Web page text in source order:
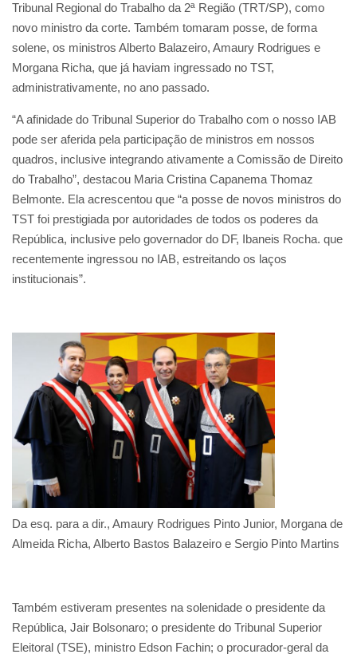
Tribunal Regional do Trabalho da 2ª Região (TRT/SP), como
novo ministro da corte. Também tomaram posse, de forma
solene, os ministros Alberto Balazeiro, Amaury Rodrigues e
Morgana Richa, que já haviam ingressado no TST,
administrativamente, no ano passado.
“A afinidade do Tribunal Superior do Trabalho com o nosso IAB
pode ser aferida pela participação de ministros em nossos
quadros, inclusive integrando ativamente a Comissão de Direito
do Trabalho”, destacou Maria Cristina Capanema Thomaz
Belmonte. Ela acrescentou que “a posse de novos ministros do
TST foi prestigiada por autoridades de todos os poderes da
República, inclusive pelo governador do DF, Ibaneis Rocha. que
recentemente ingressou no IAB, estreitando os laços
institucionais”.
Da esq. para a dir., Amaury Rodrigues Pinto Junior, Morgana de
Almeida Richa, Alberto Bastos Balazeiro e Sergio Pinto Martins
Também estiveram presentes na solenidade o presidente da
República, Jair Bolsonaro; o presidente do Tribunal Superior
Eleitoral (TSE), ministro Edson Fachin; o procurador-geral da